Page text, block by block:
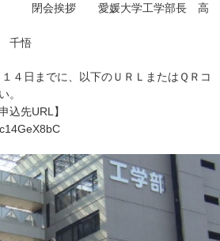
挨拶 愛媛大学工学部長 高
悟
までに、以下のＵＲＬまたはＱＲコ
。
】